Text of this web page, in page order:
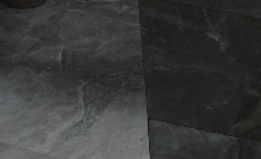
til
slutningen
af
billedgalleriet